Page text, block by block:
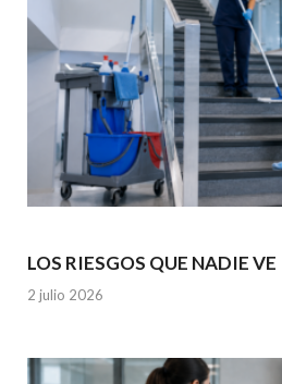
LOS RIESGOS QUE NADIE VE
2 julio 2026